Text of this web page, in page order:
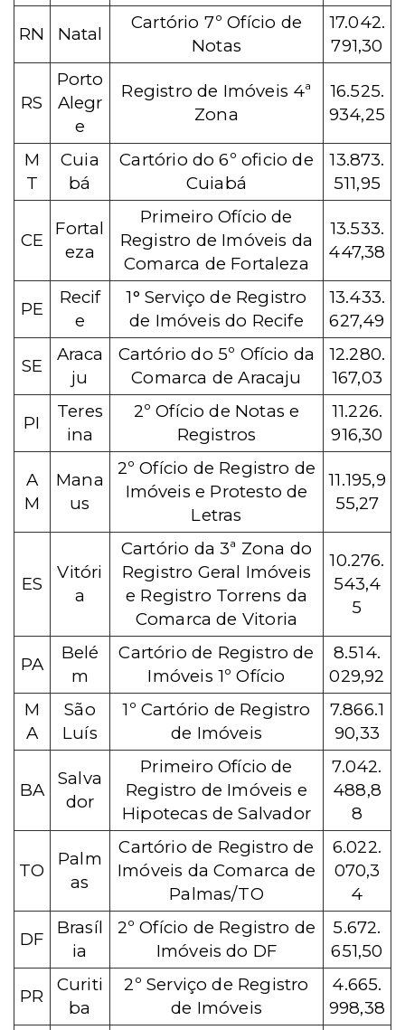
RN Natal
Cartório 7º Ofício de
Notas
17.042.
791,30
RS
Porto
Alegr
e
Registro de Imóveis 4ª
Zona
16.525.
934,25
M
T
Cuia
bá
Cartório do 6º oficio de
Cuiabá
13.873.
511,95
CE
Fortal
eza
Primeiro Ofício de
Registro de Imóveis da
Comarca de Fortaleza
13.533.
447,38
PE
Recif
e
1° Serviço de Registro
de Imóveis do Recife
13.433.
627,49
SE
Araca
ju
Cartório do 5º Ofício da
Comarca de Aracaju
12.280.
167,03
PI
Teres
ina
2º Ofício de Notas e
Registros
11.226.
916,30
A
M
Mana
us
2º Ofício de Registro de
Imóveis e Protesto de
Letras
11.195,9
55,27
ES
Vitóri
a
Cartório da 3ª Zona do
Registro Geral Imóveis
e Registro Torrens da
Comarca de Vitoria
10.276.
543,4
5
PA
Belé
m
Cartório de Registro de
Imóveis 1º Ofício
8.514.
029,92
M
A
São
Luís
1º Cartório de Registro
de Imóveis
7.866.1
90,33
BA
Salva
dor
Primeiro Ofício de
Registro de Imóveis e
Hipotecas de Salvador
7.042.
488,8
8
TO
Palm
as
Cartório de Registro de
Imóveis da Comarca de
Palmas/TO
6.022.
070,3
4
DF
Brasíl
ia
2º Ofício de Registro de
Imóveis do DF
5.672.
651,50
PR
Curiti
ba
2º Serviço de Registro
de Imóveis
4.665.
998,38